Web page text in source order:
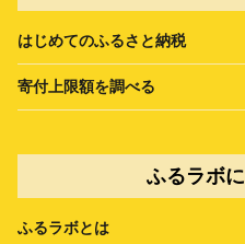
はじめてのふるさと納税
寄付上限額を調べる
ふるラボ
ふるラボとは